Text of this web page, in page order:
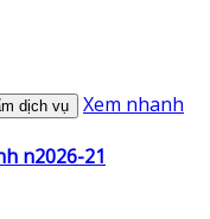
dịch vụ Xem nhanh
n2026-21